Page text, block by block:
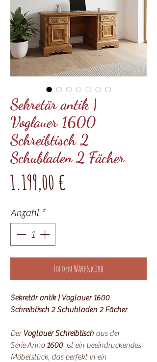
Sekretär antik |
Voglauer 1600
Schreibtisch 2
Schubladen 2 Fächer
1.199,00 €
Anzahl *
In den Warenkorb
Sekretär antik | Voglauer 1600
Schreibtisch 2 Schubladen 2 Fächer
Der Voglauer Schreibtisch aus der
Serie Anno 1600ist ein beeindruckendes
Möbelstück, das perfekt in ein